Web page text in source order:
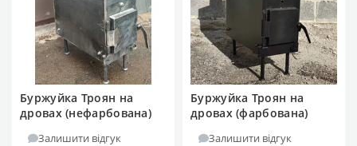
Буржуйка Троян на
дровах (нефарбована)
Залишити відгук
Буржуйка Троян на
дровах (фарбована)
Залишити відгук